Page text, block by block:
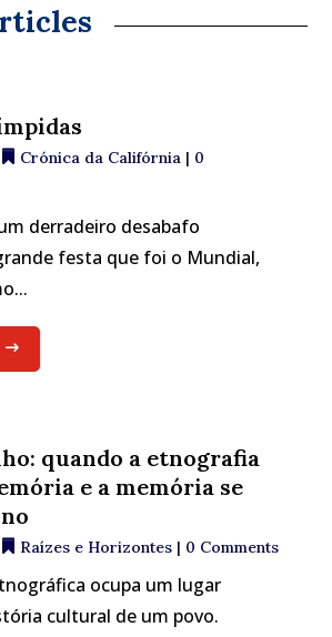
Crónica da Califórnia | 0
derradeiro desabafo
festa que foi o Mundial,
quando a etnografia
e a memória se
Raízes e Horizontes | 0 Comments
ocupa um lugar
cultural de um povo.